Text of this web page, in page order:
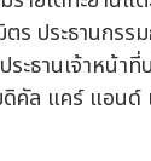
ประธานกรร
ะธานเจ้าหน้าที่
ดิคัล แคร์ แอน